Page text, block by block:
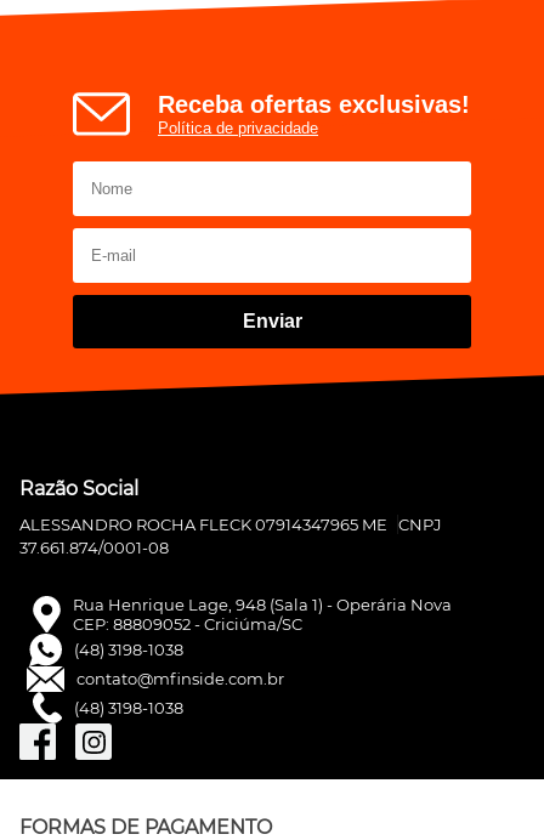
Receba ofertas exclusivas!
Política de privacidade
Enviar
Razão Social
ALESSANDRO ROCHA FLECK 07914347965 ME
CNPJ
37.661.874/0001-08
Rua Henrique Lage, 948 (Sala 1) - Operária Nova
CEP: 88809052 - Criciúma/SC
(48) 3198-1038
contato@mfinside.com.br
(48) 3198-1038
FORMAS DE PAGAMENTO